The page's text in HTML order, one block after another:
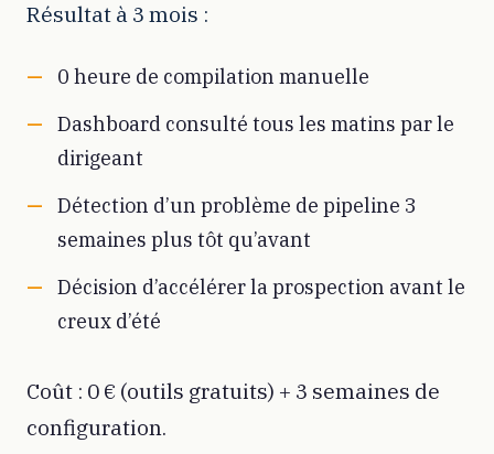
Résultat à 3 mois :
0 heure de compilation manuelle
Dashboard consulté tous les matins par le
dirigeant
Détection d’un problème de pipeline 3
semaines plus tôt qu’avant
Décision d’accélérer la prospection avant le
creux d’été
Coût : 0 € (outils gratuits) + 3 semaines de
configuration.